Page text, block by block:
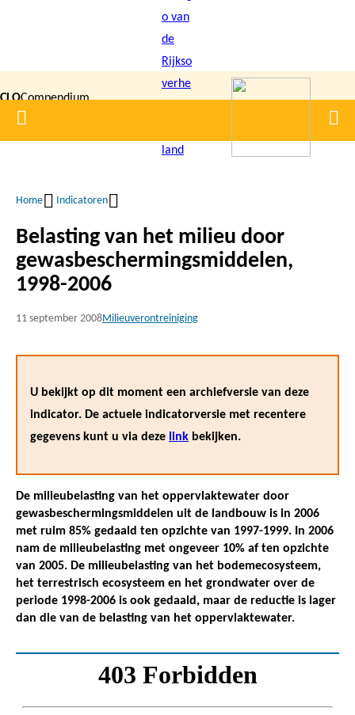
inhoud
gaan
CLOCompendium
voor de
Home
Kruimelpad
Home Indicatoren
Belasting van het milieu door
gewasbeschermingsmiddelen,
1998-2006
11 september 2008Milieuverontreiniging
U bekijkt op dit moment een archiefversie van deze
indicator. De actuele indicatorversie met recentere
gegevens kunt u via deze link bekijken.
De milieubelasting van het oppervlaktewater door
gewasbeschermingsmiddelen uit de landbouw is in 2006
met ruim 85% gedaald ten opzichte van 1997-1999. In 2006
nam de milieubelasting met ongeveer 10% af ten opzichte
van 2005. De milieubelasting van het bodemecosysteem,
het terrestrisch ecosysteem en het grondwater over de
periode 1998-2006 is ook gedaald, maar de reductie is lager
dan die van de belasting van het oppervlaktewater.